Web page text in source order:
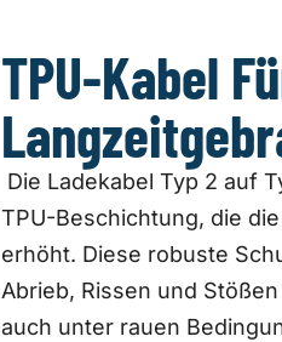
TPU-Kabel
Die Ladekabel Typ 2 auf
TPU-Beschichtung, die
erhöht. Diese robuste
Abrieb, Rissen und
auch unter rauen